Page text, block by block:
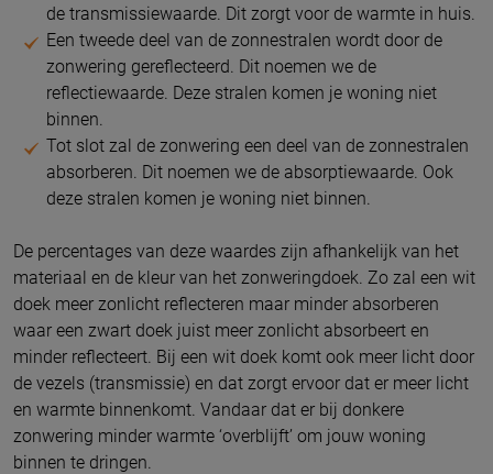
de transmissiewaarde. Dit zorgt voor de warmte in huis.
Een tweede deel van de zonnestralen wordt door de
zonwering gereflecteerd. Dit noemen we de
reflectiewaarde. Deze stralen komen je woning niet
binnen.
Tot slot zal de zonwering een deel van de zonnestralen
absorberen. Dit noemen we de absorptiewaarde. Ook
deze stralen komen je woning niet binnen.
De percentages van deze waardes zijn afhankelijk van het
materiaal en de kleur van het zonweringdoek. Zo zal een wit
doek meer zonlicht reflecteren maar minder absorberen
waar een zwart doek juist meer zonlicht absorbeert en
minder reflecteert. Bij een wit doek komt ook meer licht door
de vezels (transmissie) en dat zorgt ervoor dat er meer licht
en warmte binnenkomt. Vandaar dat er bij donkere
zonwering minder warmte ‘overblijft’ om jouw woning
binnen te dringen.